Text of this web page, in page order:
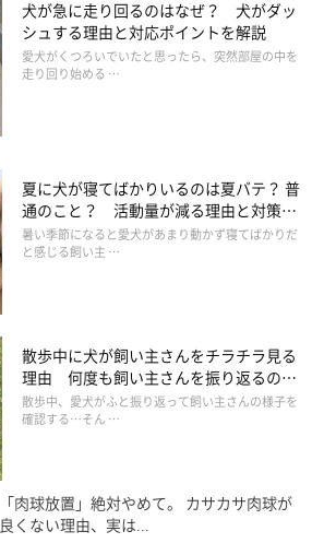
犬が急に走り回るのはなぜ？ 犬がダッ
シュする理由と対応ポイントを解説
愛犬がくつろいでいたと思ったら、突然部屋の中を
走り回り始める …
夏に犬が寝てばかりいるのは夏バテ？ 普
通のこと？ 活動量が減る理由と対策と
は
暑い季節になると愛犬があまり動かず寝てばかりだ
と感じる飼い主 …
散歩中に犬が飼い主さんをチラチラ見る
理由 何度も飼い主さんを振り返るのは
なぜ？
散歩中、愛犬がふと振り返って飼い主さんの様子を
確認する…そん …
「肉球放置」絶対やめて。 カサカサ肉球が
良くない理由、実は...